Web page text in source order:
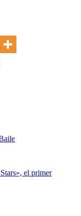
el primer